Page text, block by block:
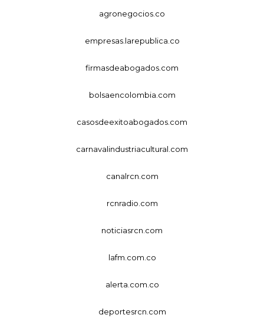
agronegocios.co
empresas.larepublica.co
firmasdeabogados.com
bolsaencolombia.com
casosdeexitoabogados.com
carnavalindustriacultural.com
canalrcn.com
rcnradio.com
noticiasrcn.com
lafm.com.co
alerta.com.co
deportesrcn.com